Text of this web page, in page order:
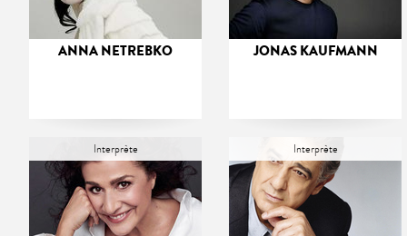
ANNA NETREBKO JONAS KAUFMANN
Interprète Interprète